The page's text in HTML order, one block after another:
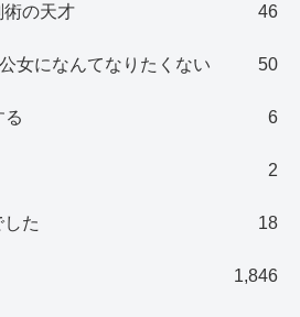
の天才 46
女になんてなりたくない 50
る 6
2
た 18
1,846